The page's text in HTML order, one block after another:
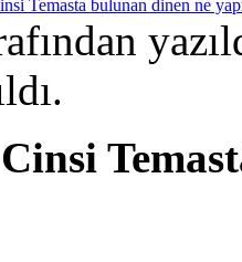
Temasta bulunan dinen ne